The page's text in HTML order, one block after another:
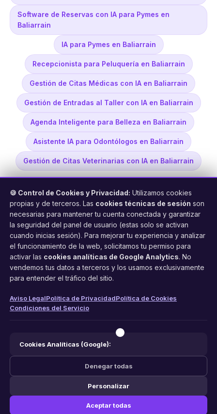
Software de Reservas con IA para Pymes en
Baliarrain
IA para Pymes en Baliarrain
Recepcionista para Peluquería en Baliarrain
Gestión de Citas Médicas con IA en Baliarrain
Gestión de Entradas al Taller con IA en Baliarrain
Agenda Inteligente para Belleza en Baliarrain
Asistente IA para Odontólogos en Baliarrain
Gestión de Citas Veterinarias con IA en Baliarrain
FacilCita
Asistente inteligente de citas por teléfono y WhatsApp.
Gestión profesional de agenda con IA para tu negocio.
Funciones
Aviso Legal
© 2026 FacilCita — Un servicio dePC64 Servicios Informaticos.
Hecho con ❤️ en España.
🍪 Control de Cookies y Privacidad: Utilizamos cookies
propias y de terceros. Las cookies técnicas de sesión son
necesarias para mantener tu cuenta conectada y garantizar
la seguridad del panel de usuario (estas solo se activan
cuando inicias sesión). Para mejorar tu experiencia y analizar
el funcionamiento de la web, solicitamos tu permiso para
activar las cookies analíticas de Google Analytics. No
vendemos tus datos a terceros y los usamos exclusivamente
para entender el tráfico del sitio.
Aviso LegalPolítica de PrivacidadPolítica de Cookies
Condiciones del Servicio
Cookies Analíticas (Google):
Denegar todas
Personalizar
Aceptar todas